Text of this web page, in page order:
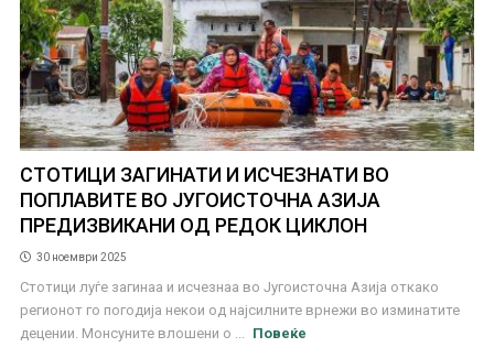
СТОТИЦИ ЗАГИНАТИ И ИСЧЕЗНАТИ ВО
ПОПЛАВИТЕ ВО ЈУГОИСТОЧНА АЗИЈА
ПРЕДИЗВИКАНИ ОД РЕДОК ЦИКЛОН
30 ноември 2025
Стотици луѓе загинаа и исчезнаа во Југоисточна Азија откако
регионот го погодија некои од најсилните врнежи во изминатите
децении. Монсуните влошени о ...
Повеќе